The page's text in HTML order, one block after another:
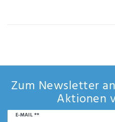
Hiermit
Zum Newsletter
Aktionen
E-MAIL **
Newsletter